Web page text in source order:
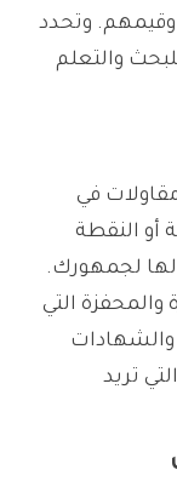
وتحدد
والتعلم
في
أو النقطة
لجمهورك.
التي
والشهادات
تريد